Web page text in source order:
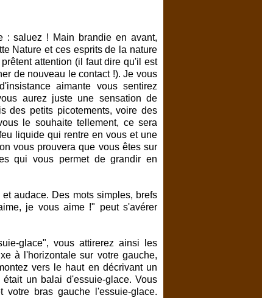
: saluez ! Main brandie en avant,
Nature et ces esprits de la nature
attention (il faut dire qu'il est
de nouveau le contact !). Je vous
aimante vous sentirez
aurez juste une sensation de
des petits picotements, voire des
le souhaite tellement, ce sera
liquide qui rentre en vous et une
vous prouvera que vous êtes sur
qui vous permet de grandir en
audace. Des mots simples, brefs
je vous aime !" peut s'avérer
glace", vous attirerez ainsi les
à l'horizontale sur votre gauche,
vers le haut en décrivant un
un balai d'essuie-glace. Vous
bras gauche l'essuie-glace.